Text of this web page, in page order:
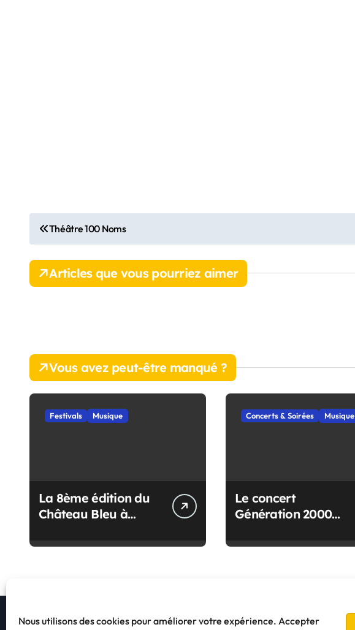
Nous utilisons des cookies pour améliorer votre expérience. Accepter
N
a
v
a
t
i
e
’
Théâtre 100 Noms
Articles que vous pourriez aimer
Vous avez peut-être manqué ?
Festivals Musique
La 8ème édition du
Château Bleu à
festival
Concerts & Soirées Musique
Le concert
Génération 2000